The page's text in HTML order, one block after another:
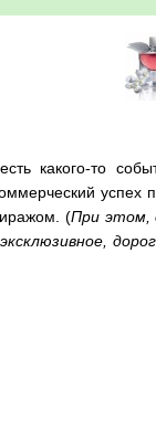
какого-то
(При этом,